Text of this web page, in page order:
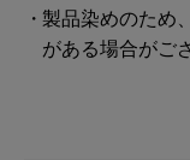
製品染めのため
がある場合がご